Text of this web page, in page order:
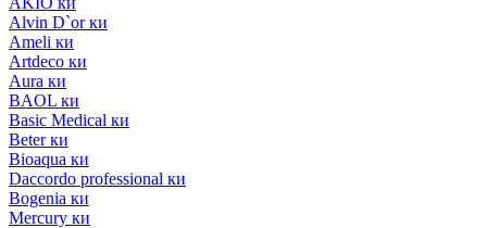
Alvin D`or ки
Ameli ки
Artdeco ки
Aura ки
BAOL ки
Basic Medical ки
Beter ки
Bioaqua ки
Daccordo professional ки
Bogenia ки
Mercury ки